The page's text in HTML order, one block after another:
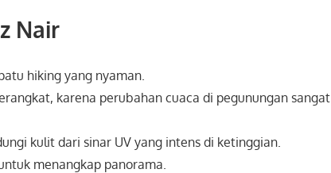
Nair
hiking yang nyaman.
karena perubahan cuaca di pegunungan sangat
kulit dari sinar UV yang intens di ketinggian.
menangkap panorama.